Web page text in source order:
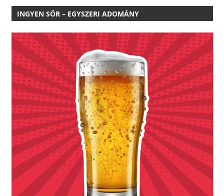
INGYEN SÖR – EGYSZERI ADOMÁNY